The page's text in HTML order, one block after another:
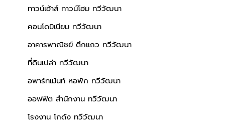
ทาวน์เฮ้าส์ ทาวน์โฮม ทวีวัฒนา
คอนโดมิเนียม ทวีวัฒนา
อาคารพาณิชย์ ตึกแถว ทวีวัฒนา
ที่ดินเปล่า ทวีวัฒนา
อพาร์ทเม้นท์ หอพัก ทวีวัฒนา
ออฟฟิต สำนักงาน ทวีวัฒนา
โรงงาน โกดัง ทวีวัฒนา